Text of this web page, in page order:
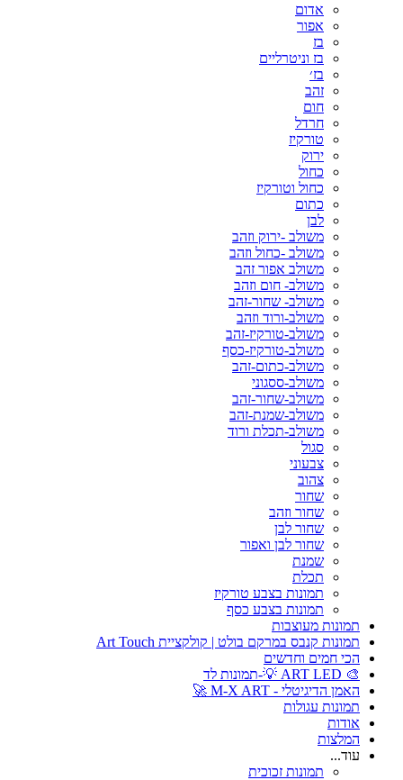
אדום
אפור
בז
בז וניטרליים
בז׳
זהב
חום
חרדל
טורקיז
ירוק
כחול
כחול וטורקיז
כתום
לבן
משולב -ירוק וזהב
משולב -כחול וזהב
משולב אפור זהב
משולב- חום וזהב
משולב- שחור-זהב
משולב-ורוד וזהב
משולב-טורקיז-זהב
משולב-טורקיז-כסף
משולב-כתום-זהב
משולב-ססגוני
משולב-שחור-זהב
משולב-שמנת-זהב
משולב-תכלת ורוד
סגול
צבעוני
צהוב
שחור
שחור וזהב
שחור לבן
שחור לבן ואפור
שמנת
תכלת
תמונות בצבע טורקיז
תמונות בצבע כסף
תמונות מעוצבות
תמונות קנבס במרקם בולט | קולקציית Art Touch
הכי חמים וחדשים
🎨 ART LED 💡-תמונות לד
האמן הדיגיטלי - M-X ART 🚀
תמונות עגולות
אודות
המלצות
עוד...
תמונות זכוכית